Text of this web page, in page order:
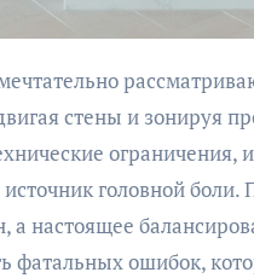
стены и зонируя
головной
а настоящее
фатальных ошибок,